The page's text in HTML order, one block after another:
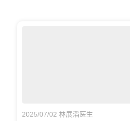
2025/07/02 林展滔医生